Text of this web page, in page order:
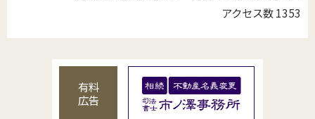
アクセス数1353
有料
広告